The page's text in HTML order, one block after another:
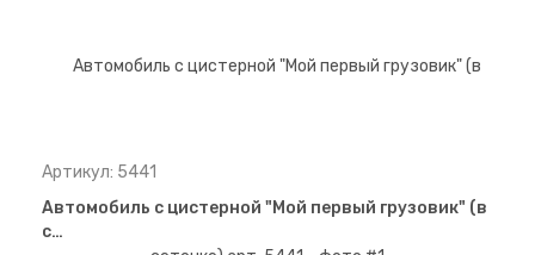
Артикул: 5441
Автомобиль с цистерной "Мой первый грузовик" (в
с…